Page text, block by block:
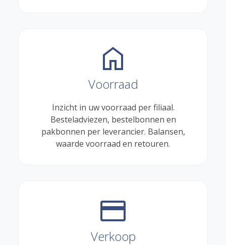
home
Voorraad
Inzicht in uw voorraad per filiaal.
Besteladviezen, bestelbonnen en
pakbonnen per leverancier. Balansen,
waarde voorraad en retouren.
credit_card
Verkoop